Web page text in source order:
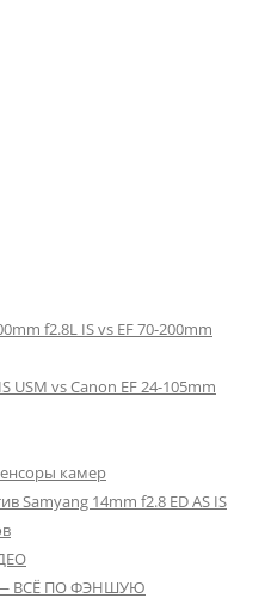
f2.8L IS vs EF 70-200mm
USM vs Canon EF 24-105mm
камер
Samyang 14mm f2.8 ED AS IS
— ВСЁ ПО ФЭНШУЮ